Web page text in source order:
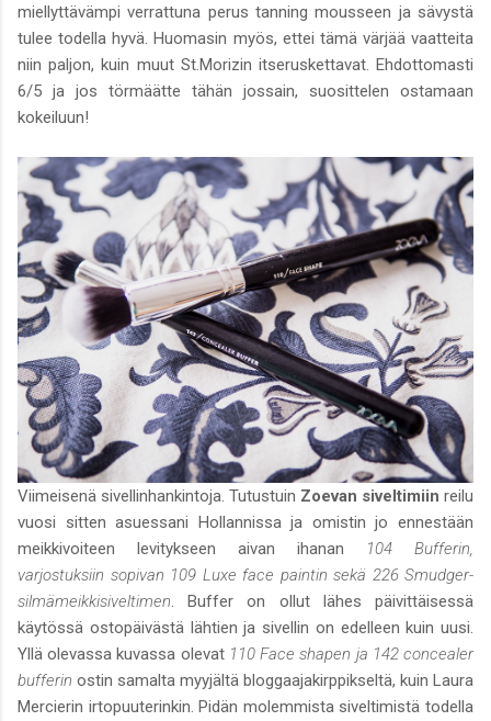
miellyttävämpi verrattuna perus tanning mousseen ja sävystä
tulee todella hyvä. Huomasin myös, ettei tämä värjää vaatteita
niin paljon, kuin muut St.Morizin itseruskettavat. Ehdottomasti
6/5 ja jos törmäätte tähän jossain, suosittelen ostamaan
kokeiluun!
Viimeisenä sivellinhankintoja. Tutustuin Zoevan siveltimiin reilu
vuosi sitten asuessani Hollannissa ja omistin jo ennestään
meikkivoiteen levitykseen aivan ihanan
104 Bufferin,
varjostuksiin sopivan 109 Luxe face paintin sekä 226 Smudger-
silmämeikkisiveltimen. Buffer on ollut lähes päivittäisessä
käytössä ostopäivästä lähtien ja sivellin on edelleen kuin uusi.
Yllä olevassa kuvassa olevat 110 Face shapen ja 142 concealer
bufferin ostin samalta myyjältä bloggaajakirppikseltä, kuin Laura
Mercierin irtopuuterinkin. Pidän molemmista siveltimistä todella